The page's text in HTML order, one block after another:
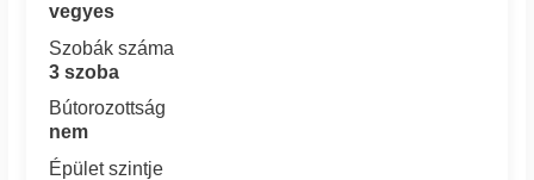
vegyes
Szobák száma
3 szoba
Bútorozottság
nem
Épület szintje